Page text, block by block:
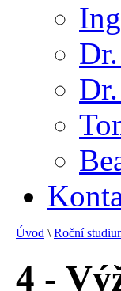
Úvod \ Roční
4 -